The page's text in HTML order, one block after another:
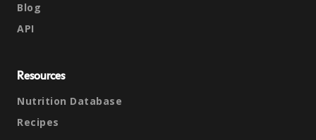
Blog
API
Resources
Nutrition Database
Recipes